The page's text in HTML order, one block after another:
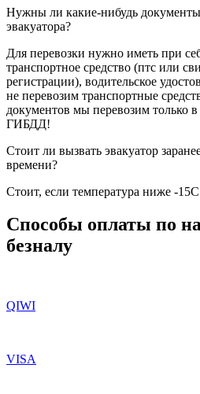
Нужны ли какие-нибудь документы
эвакуатора?
Для перевозки нужно иметь при
транспортное средство (птс или
регистрации), водительское
не перевозим транспортные
документов мы перевозим только
ГИБДД!
Стоит ли вызвать эвакуатор
времени?
Стоит, если температура ниже -
Способы оплаты по
безналу
QIWI
VISA